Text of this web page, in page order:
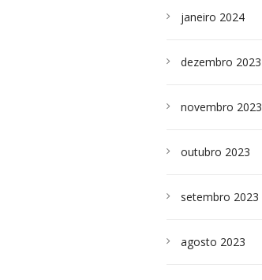
janeiro 2024
dezembro 2023
novembro 2023
outubro 2023
setembro 2023
agosto 2023